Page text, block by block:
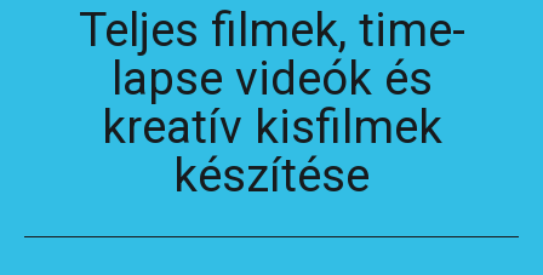
Teljes filmek, time-
lapse videók és
kreatív kisfilmek
készítése